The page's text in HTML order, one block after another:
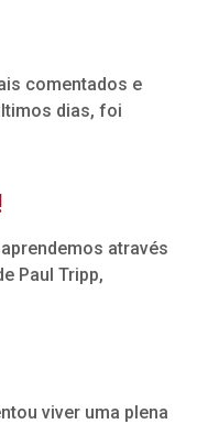
comentados e
dias, foi
através
Paul Tripp,
viver uma plena